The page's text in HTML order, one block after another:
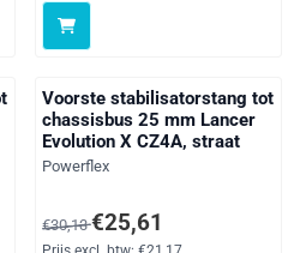
btw: 23,12
Voorste stabilisatorstang tot
chassisbus 25 mm Lancer
Evolution X CZ4A, straat
Merk:
Powerflex
Van 30,13 voor 25,61, exclusief
€30,13€25,61